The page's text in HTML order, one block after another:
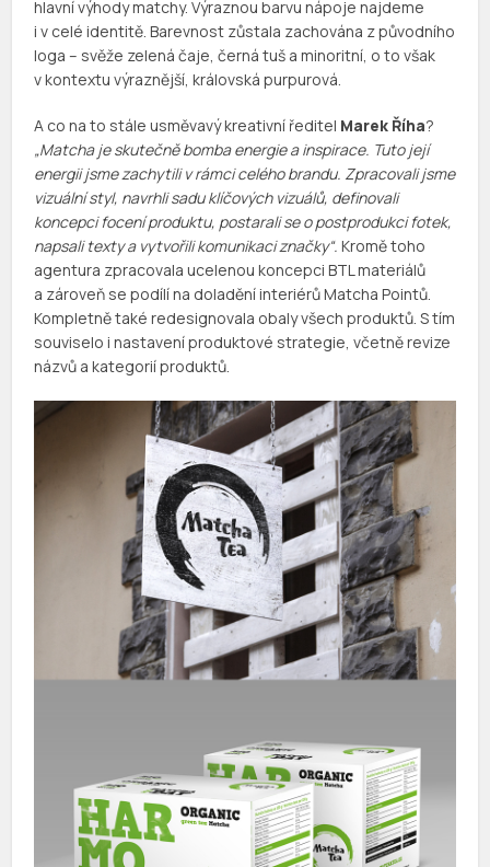
hlavní výhody matchy. Výraznou barvu nápoje najdeme
i v celé identitě. Barevnost zůstala zachována z původního
loga – svěže zelená čaje, černá tuš a minoritní, o to však
v kontextu výraznější, královská purpurová.
A co na to stále usměvavý kreativní ředitel Marek Říha?
„Matcha je skutečně bomba energie a inspirace. Tuto její
energii jsme zachytili v rámci celého brandu. Zpracovali jsme
vizuální styl, navrhli sadu klíčových vizuálů, definovali
koncepci focení produktu, postarali se o postprodukci fotek,
napsali texty a vytvořili komunikaci značky“. Kromě toho
agentura zpracovala ucelenou koncepci BTL materiálů
a zároveň se podílí na doladění interiérů Matcha Pointů.
Kompletně také redesignovala obaly všech produktů. S tím
souviselo i nastavení produktové strategie, včetně revize
názvů a kategorií produktů.